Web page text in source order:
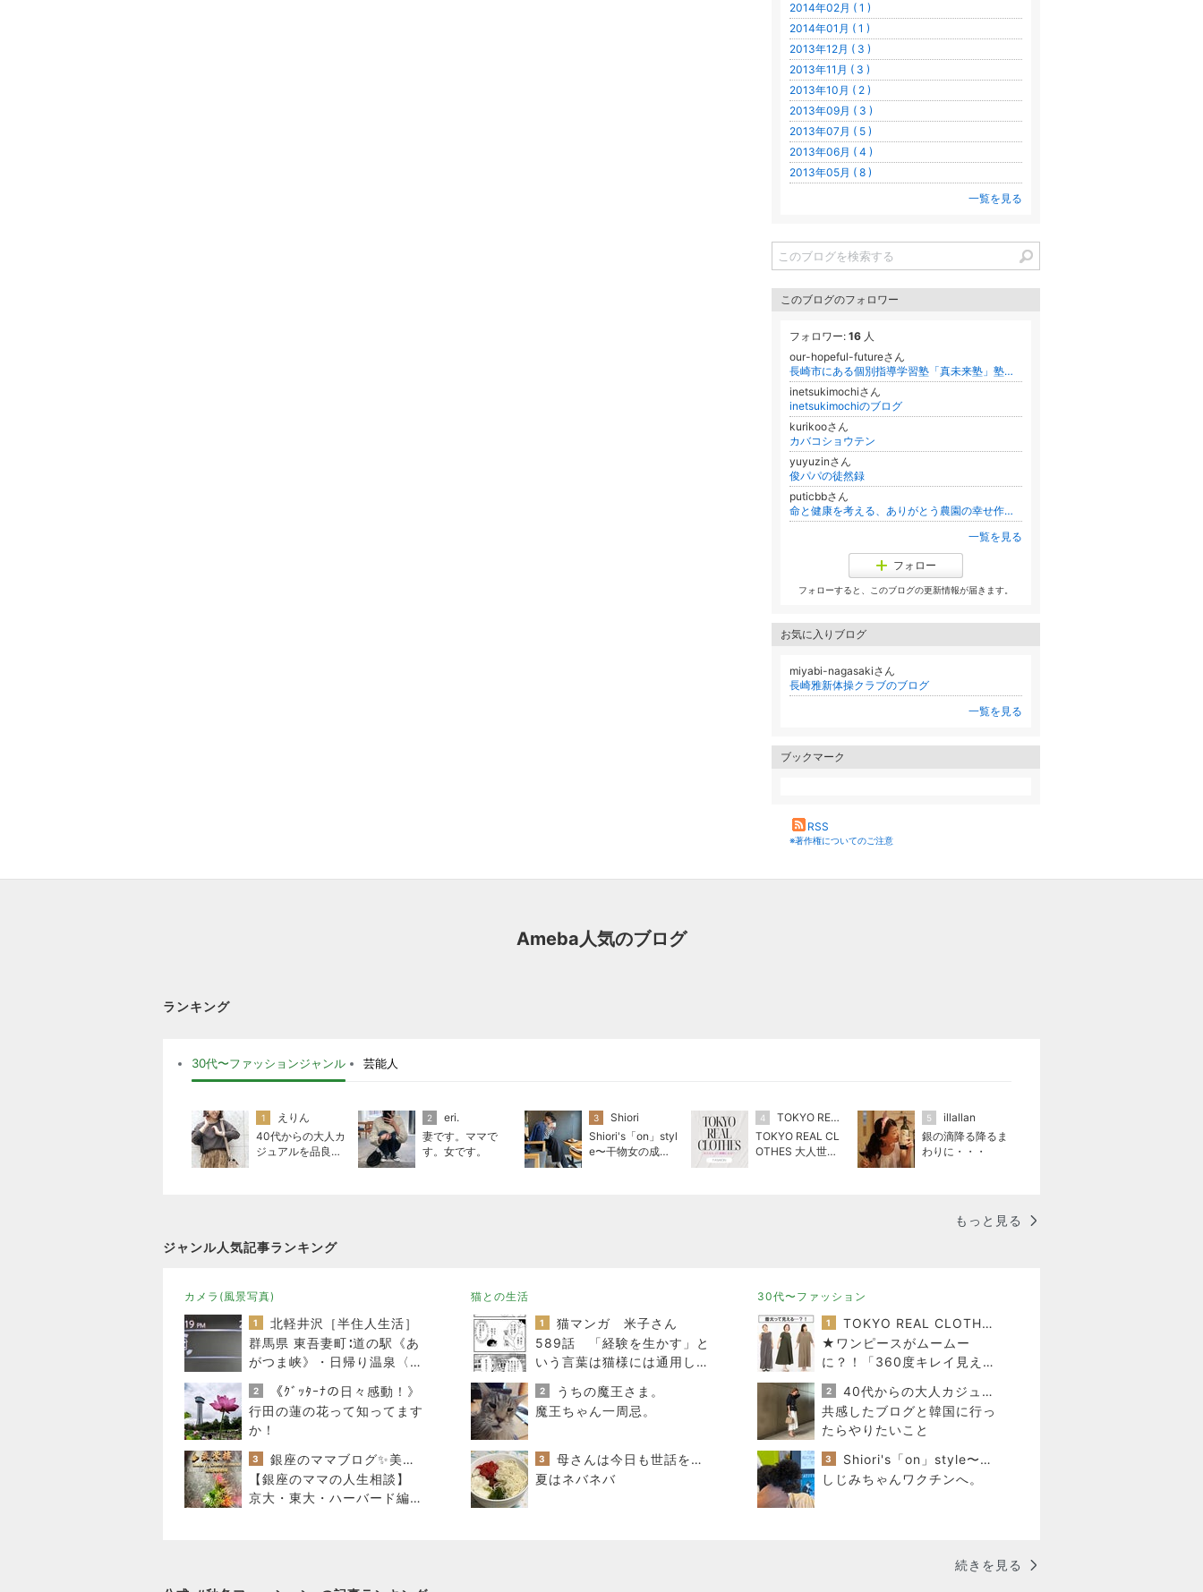
2014年02月 ( 1 )
2014年01月 ( 1 )
2013年12月 ( 3 )
2013年11月 ( 3 )
2013年10月 ( 2 )
2013年09月 ( 3 )
2013年07月 ( 5 )
2013年06月 ( 4 )
2013年05月 ( 8 )
一覧を見る
このブログのフォロワー
フォロワー: 16 人
our-hopeful-futureさん
長崎市にある個別指導学習塾「真未来塾」塾長のブログです★
inetsukimochiさん
inetsukimochiのブログ
kurikooさん
カバコショウテン
yuyuzinさん
俊パパの徒然録
puticbbさん
命と健康を考える、ありがとう農園の幸せ作りブログ
一覧を見る
フォロー
フォローすると、このブログの更新情報が届きます。
お気に入りブログ
miyabi-nagasakiさん
長崎雅新体操クラブのブログ
一覧を見る
ブックマーク
RSS
※著作権についてのご注意
Ameba人気のブログ
ランキング
30代〜ファッションジャンル 芸能人
1
えりん
40代からの大人カ
ジュアルを品良く
2
eri.
妻です。ママで
す。女です。
3
Shiori
Shiori's「on」styl
e〜干物女の成長
4
TOKYO REAL CLOTHES
TOKYO REAL CL
OTHES 大人世代
5
illallan
銀の滴降る降るま
わりに・・・
もっと見る
ジャンル人気記事ランキング
カメラ(風景写真)
1
北軽井沢［半住人生活］
群馬県 東吾妻町∶道の駅《あ
がつま峡》・日帰り温泉〈天
狗の湯〉・・♪
2
《ｸﾞｯﾀｰﾅの日々感動！》
行田の蓮の花って知ってます
か！
3
銀座のママブログ✨美肌で開運✨銀座ママが作った化粧品✨銀座クラブ高嶋25歳で開店✨高嶋りえ子 お着物でエルメス バーキン コーデ
【銀座のママの人生相談】
京大・東大・ハーバード編
猫との生活
1
猫マンガ 米子さん
589話 「経験を生かす」と
いう言葉は猫様には通用しな
い
2
うちの魔王さま。
魔王ちゃん一周忌。
3
母さんは今日も世話をやく
夏はネバネバ
30代〜ファッション
1
TOKYO REAL CLOTHES 大人世代のリアルクローズ
★ワンピースがムームー
に？！「360度キレイ見え」
の必殺ワザはコレ♪
2
40代からの大人カジュアルを品良く着こなすファッションブログ
共感したブログと韓国に行っ
たらやりたいこと
3
Shiori's「on」style〜干物女の成長記〜
しじみちゃんワクチンへ。
続きを見る